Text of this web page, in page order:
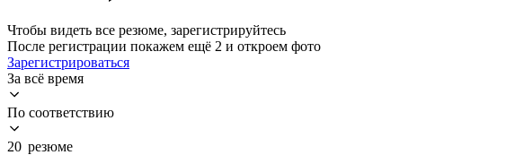
Чтобы видеть все резюме, зарегистрируйтесь
После регистрации покажем ещё 2 и откроем фото
Зарегистрироваться
За всё время
По соответствию
20 резюме